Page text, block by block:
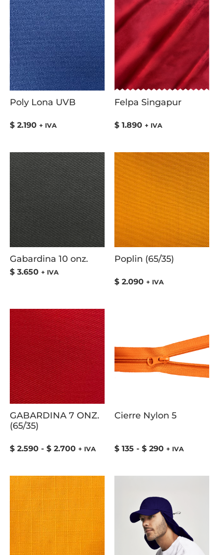
Poly Lona UVB
$ 2.190 + IVA
Felpa Singapur
$ 1.890 + IVA
Gabardina 10 onz.
$ 3.650 + IVA
Poplin (65/35)
$ 2.090 + IVA
GABARDINA 7 ONZ.
(65/35)
$ 2.590 - $ 2.700 + IVA
Cierre Nylon 5
$ 135 - $ 290 + IVA